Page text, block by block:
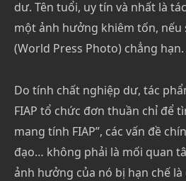
dư. Tên tuổi, uy tín và nhất là
một ảnh hưởng khiêm tốn, nếu
(World Press Photo) chẳng hạn.
Do tính chất nghiệp dư, tác
FIAP tổ chức đơn thuần chỉ để
mang tính FIAP”, các vấn đề
đạo… không phải là mối quan
ảnh hưởng của nó bị hạn chế